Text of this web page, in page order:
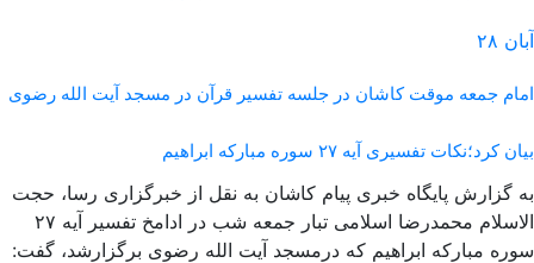
۲۸ آبان
امام جمعه موقت کاشان در جلسه تفسیر قرآن در مسجد آیت الله رضوی
بیان کرد؛نکات تفسیری آیه ۲۷ سوره مبارکه ابراهیم
به گزارش پایگاه خبری پیام کاشان به نقل از خبرگزاری رسا، حجت
الاسلام محمدرضا اسلامی تبار جمعه شب در ادامخ تفسیر آیه ۲۷
سوره مبارکه ابراهیم که درمسجد آیت الله رضوی برگزارشد، گفت: